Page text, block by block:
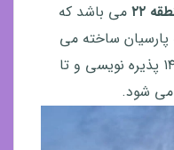
۲۲
می باشد که
ساخته می
می شود.